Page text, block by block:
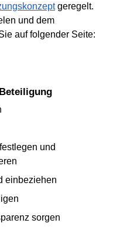
geregelt.
und dem
auf folgender Seite:
und
einbeziehen
sorgen